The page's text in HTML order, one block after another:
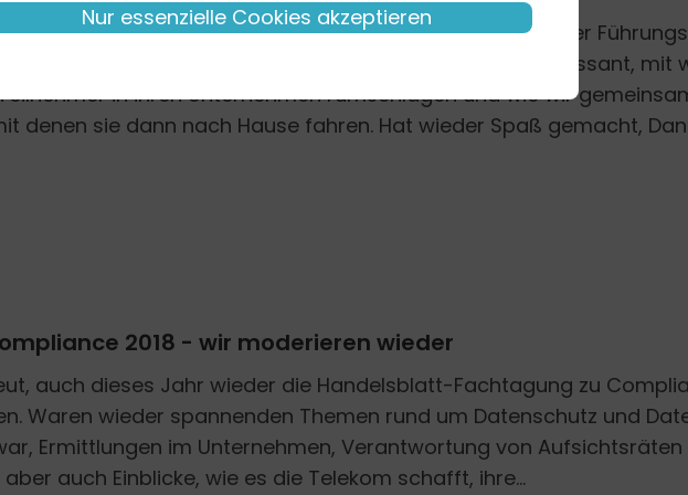
Berlin Brandenburg schult durch uns wieder
zum Thema Compliance. Das ist immer wieder interessant, mit
in ihren Unternehmen rumschlagen und wie wir
denen sie dann nach Hause fahren. Hat wieder Spaß gemacht,
2018 - wir moderieren wieder
auch dieses Jahr wieder die Handelsblatt-Fachtagung zu
Waren wieder spannenden Themen rund um Datenschutz und
Ermittlungen im Unternehmen, Verantwortung von
auch Einblicke, wie es die Telekom schafft, ihre...
Nur essenzielle Cookies akzeptieren